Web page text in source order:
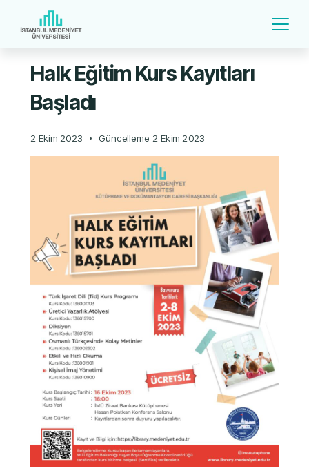
Halk Eğitim Kurs Kayıtları
Başladı
2 Ekim 2023 Güncelleme 2 Ekim 2023